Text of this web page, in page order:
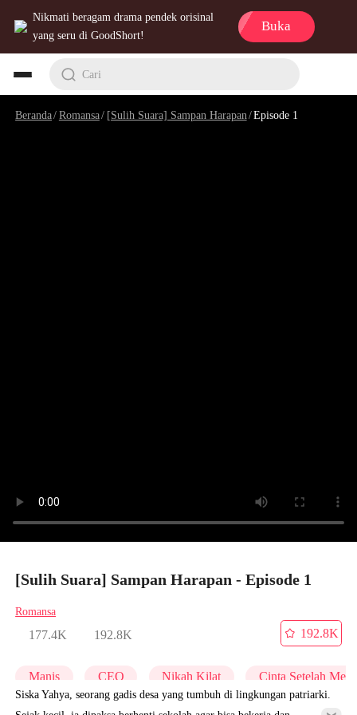
Nikmati beragam drama pendek orisinal
yang seru di GoodShort!
Buka
Cari
Beranda/Romansa/ [Sulih Suara] Sampan Harapan/Episode 1
[Sulih Suara] Sampan Harapan - Episode 1
Romansa
177.4K 192.8K
192.8K
Manis CEO Nikah Kilat Cinta Setelah
Siska Yahya, seorang gadis desa yang tumbuh di lingkungan patriarki.